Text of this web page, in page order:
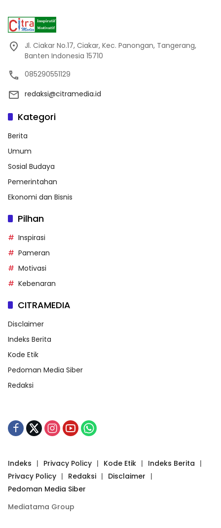
Jl. Ciakar No.17, Ciakar, Kec. Panongan, Tangerang,
Banten Indonesia 15710
085290551129
redaksi@citramedia.id
Kategori
Berita
Umum
Sosial Budaya
Pemerintahan
Ekonomi dan Bisnis
Pilhan
Inspirasi
Pameran
Motivasi
Kebenaran
CITRAMEDIA
Disclaimer
Indeks Berita
Kode Etik
Pedoman Media Siber
Redaksi
Indeks Privacy Policy Kode Etik
Indeks Berita
Privacy Policy
Redaksi
Disclaimer
Pedoman Media Siber
Mediatama Group